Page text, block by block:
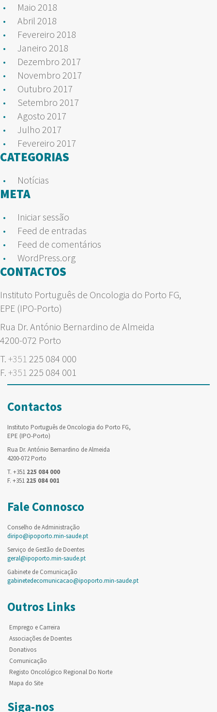
Maio 2018
Abril 2018
Fevereiro 2018
Janeiro 2018
Dezembro 2017
Novembro 2017
Outubro 2017
Setembro 2017
Agosto 2017
Julho 2017
Fevereiro 2017
CATEGORIAS
Notícias
META
Iniciar sessão
Feed de entradas
Feed de comentários
WordPress.org
CONTACTOS
Instituto Português de Oncologia do Porto FG,
EPE (IPO-Porto)
Rua Dr. António Bernardino de Almeida
4200-072 Porto
T. +351 225 084 000
F. +351 225 084 001
Contactos
Instituto Português de Oncologia do Porto FG,
EPE (IPO-Porto)
Rua Dr. António Bernardino de Almeida
4200-072 Porto
T. +351 225 084 000
F. +351 225 084 001
Fale Connosco
Conselho de Administração
diripo@ipoporto.min-saude.pt
Serviço de Gestão de Doentes
geral@ipoporto.min-saude.pt
Gabinete de Comunicação
gabinetedecomunicacao@ipoporto.min-saude.pt
Outros Links
Emprego e Carreira
Associações de Doentes
Donativos
Comunicação
Registo Oncológico Regional Do Norte
Mapa do Site
Siga-nos